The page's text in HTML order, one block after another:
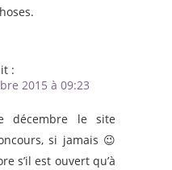
:
2015 à 09:23
décembre le site
si jamais 😉
s’il est ouvert qu’à